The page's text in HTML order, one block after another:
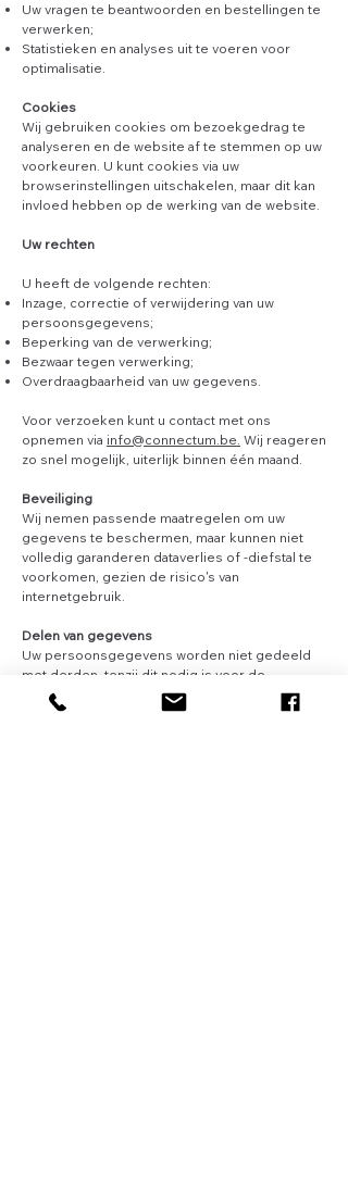
Uw vragen te beantwoorden en bestellingen te
verwerken;
Statistieken en analyses uit te voeren voor
optimalisatie.
Cookies
Wij gebruiken cookies om bezoekgedrag te
analyseren en de website af te stemmen op uw
voorkeuren. U kunt cookies via uw
browserinstellingen uitschakelen, maar dit kan
invloed hebben op de werking van de website.
Uw rechten
U heeft de volgende rechten:
Inzage, correctie of verwijdering van uw
persoonsgegevens;
Beperking van de verwerking;
Bezwaar tegen verwerking;
Overdraagbaarheid van uw gegevens.
Voor verzoeken kunt u contact met ons
opnemen via info@connectum.be. Wij reageren
zo snel mogelijk, uiterlijk binnen één maand.
Beveiliging
Wij nemen passende maatregelen om uw
gegevens te beschermen, maar kunnen niet
volledig garanderen dataverlies of -diefstal te
voorkomen, gezien de risico's van
internetgebruik.
Delen van gegevens
Uw persoonsgegevens worden niet gedeeld
met derden, tenzij dit nodig is voor de
uitvoering van een overeenkomst of wanneer
dit wettelijk verplicht is.